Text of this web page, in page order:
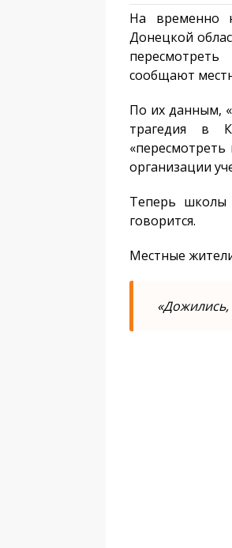
На временно
Донецкой
сообщают
По их данным,
трагедия в
организации
Теперь
говорится.
Местные